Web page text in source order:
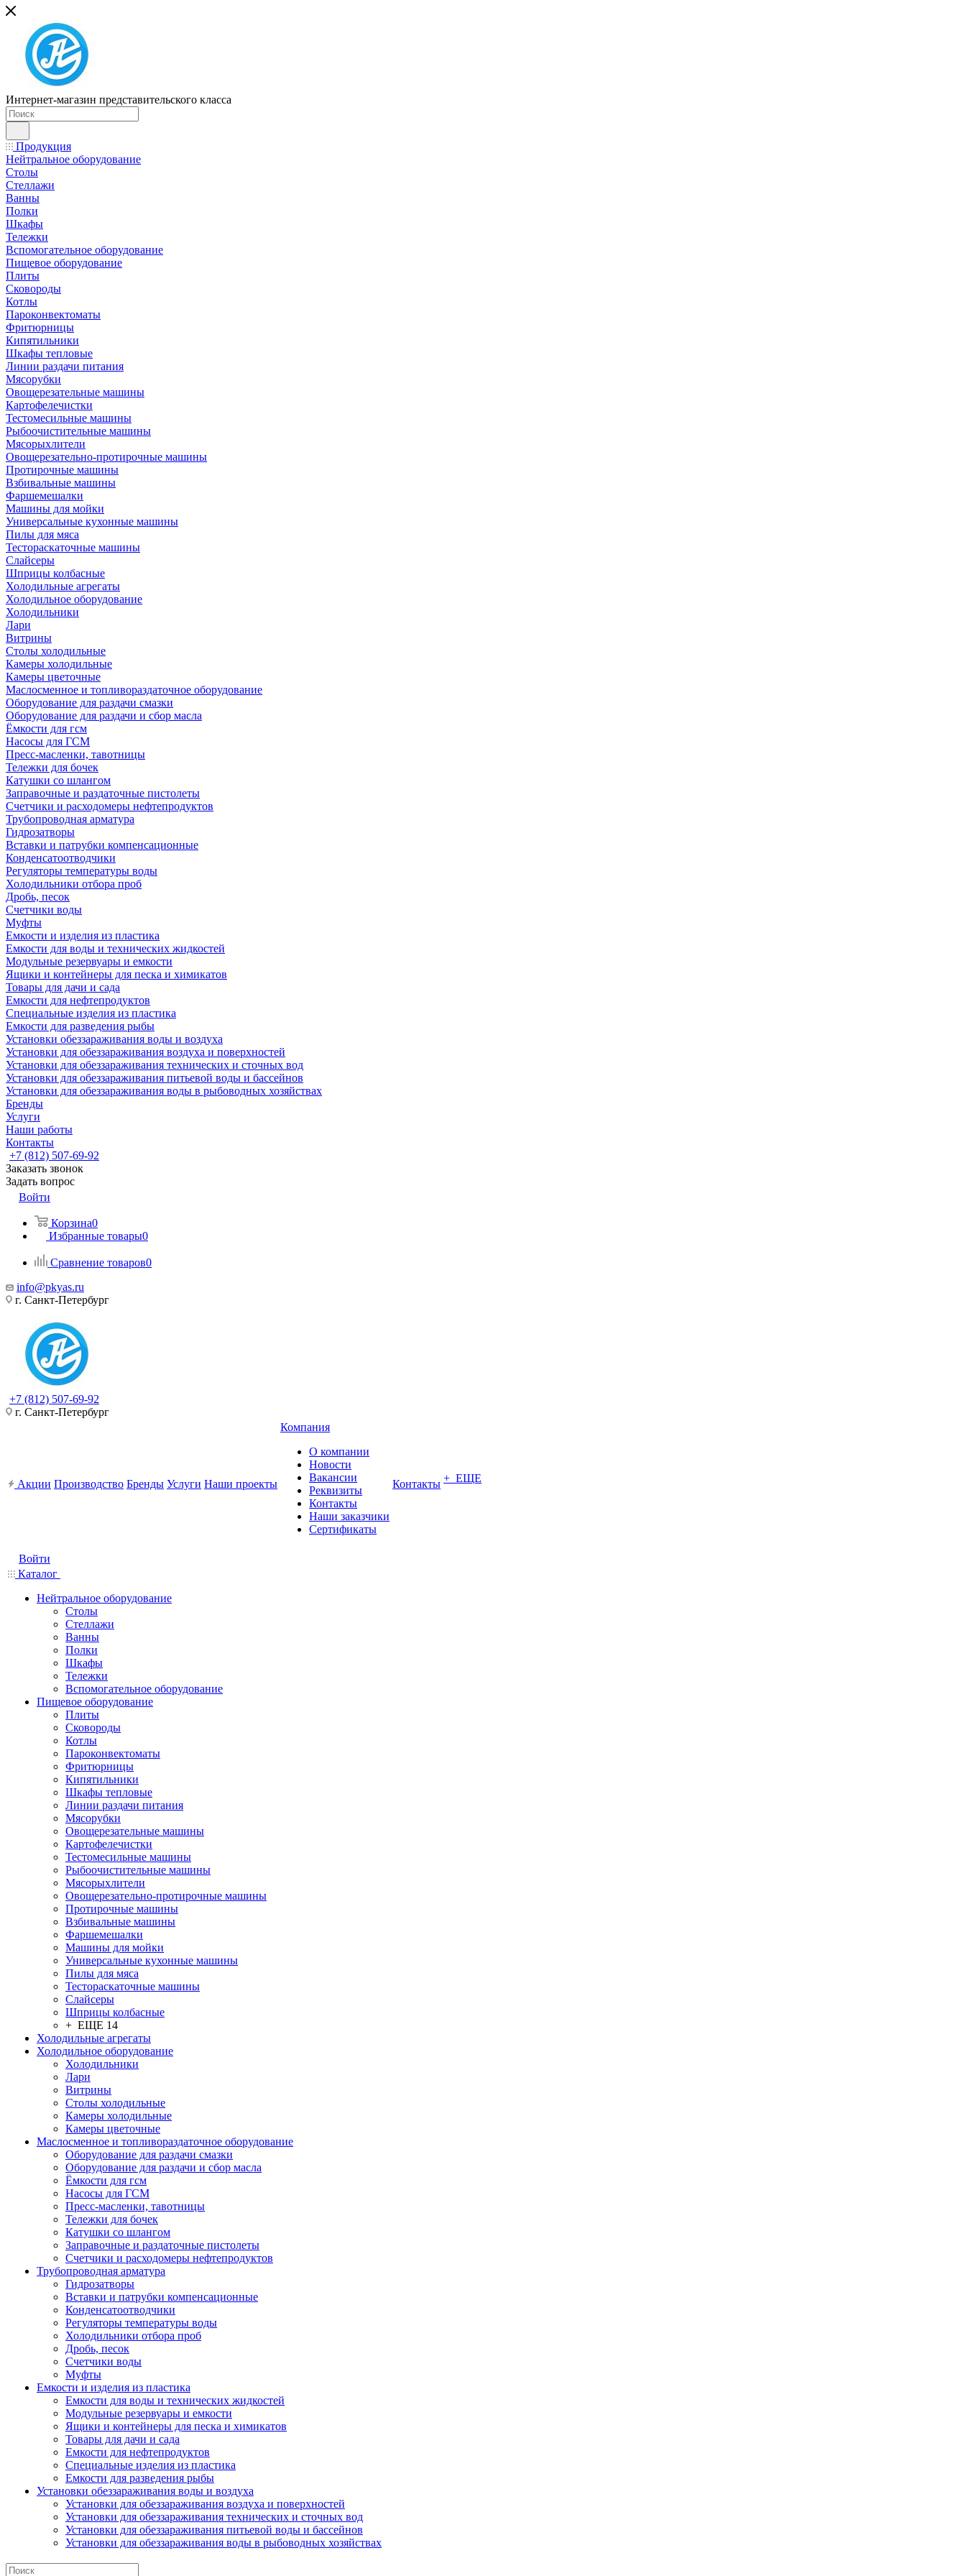
Интернет-магазин представительского класса
Продукция
Нейтральное оборудование
Столы
Стеллажи
Ванны
Полки
Шкафы
Тележки
Вспомогательное оборудование
Пищевое оборудование
Плиты
Сковороды
Котлы
Пароконвектоматы
Фритюрницы
Кипятильники
Шкафы тепловые
Линии раздачи питания
Мясорубки
Овощерезательные машины
Картофелечистки
Тестомесильные машины
Рыбоочистительные машины
Мясорыхлители
Овощерезательно-протирочные машины
Протирочные машины
Взбивальные машины
Фаршемешалки
Машины для мойки
Универсальные кухонные машины
Пилы для мяса
Тестораскаточные машины
Слайсеры
Шприцы колбасные
Холодильные агрегаты
Холодильное оборудование
Холодильники
Лари
Витрины
Столы холодильные
Камеры холодильные
Камеры цветочные
Маслосменное и топливораздаточное оборудование
Оборудование для раздачи смазки
Оборудование для раздачи и сбор масла
Ёмкости для гсм
Насосы для ГСМ
Пресс-масленки, тавотницы
Тележки для бочек
Катушки со шлангом
Заправочные и раздаточные пистолеты
Счетчики и расходомеры нефтепродуктов
Трубопроводная арматура
Гидрозатворы
Вставки и патрубки компенсационные
Конденсатоотводчики
Регуляторы температуры воды
Холодильники отбора проб
Дробь, песок
Счетчики воды
Муфты
Емкости и изделия из пластика
Емкости для воды и технических жидкостей
Модульные резервуары и емкости
Ящики и контейнеры для песка и химикатов
Товары для дачи и сада
Емкости для нефтепродуктов
Специальные изделия из пластика
Емкости для разведения рыбы
Установки обеззараживания воды и воздуха
Установки для обеззараживания воздуха и поверхностей
Установки для обеззараживания технических и сточных вод
Установки для обеззараживания питьевой воды и бассейнов
Установки для обеззараживания воды в рыбоводных хозяйствах
Бренды
Услуги
Наши работы
Контакты
+7 (812) 507-69-92
Заказать звонок
Задать вопрос
Войти
Корзина0
Избранные товары0
Сравнение товаров0
info@pkyas.ru
г. Санкт-Петербург
+7 (812) 507-69-92
г. Санкт-Петербург
Акции Производство Бренды Услуги Наши проекты
Компания
О компании
Новости
Вакансии
Реквизиты
Контакты
Наши заказчики
Сертификаты
Контакты + ЕЩЕ
Войти
Каталог
Нейтральное оборудование
Столы
Стеллажи
Ванны
Полки
Шкафы
Тележки
Вспомогательное оборудование
Пищевое оборудование
Плиты
Сковороды
Котлы
Пароконвектоматы
Фритюрницы
Кипятильники
Шкафы тепловые
Линии раздачи питания
Мясорубки
Овощерезательные машины
Картофелечистки
Тестомесильные машины
Рыбоочистительные машины
Мясорыхлители
Овощерезательно-протирочные машины
Протирочные машины
Взбивальные машины
Фаршемешалки
Машины для мойки
Универсальные кухонные машины
Пилы для мяса
Тестораскаточные машины
Слайсеры
Шприцы колбасные
+ ЕЩЕ 14
Холодильные агрегаты
Холодильное оборудование
Холодильники
Лари
Витрины
Столы холодильные
Камеры холодильные
Камеры цветочные
Маслосменное и топливораздаточное оборудование
Оборудование для раздачи смазки
Оборудование для раздачи и сбор масла
Ёмкости для гсм
Насосы для ГСМ
Пресс-масленки, тавотницы
Тележки для бочек
Катушки со шлангом
Заправочные и раздаточные пистолеты
Счетчики и расходомеры нефтепродуктов
Трубопроводная арматура
Гидрозатворы
Вставки и патрубки компенсационные
Конденсатоотводчики
Регуляторы температуры воды
Холодильники отбора проб
Дробь, песок
Счетчики воды
Муфты
Емкости и изделия из пластика
Емкости для воды и технических жидкостей
Модульные резервуары и емкости
Ящики и контейнеры для песка и химикатов
Товары для дачи и сада
Емкости для нефтепродуктов
Специальные изделия из пластика
Емкости для разведения рыбы
Установки обеззараживания воды и воздуха
Установки для обеззараживания воздуха и поверхностей
Установки для обеззараживания технических и сточных вод
Установки для обеззараживания питьевой воды и бассейнов
Установки для обеззараживания воды в рыбоводных хозяйствах